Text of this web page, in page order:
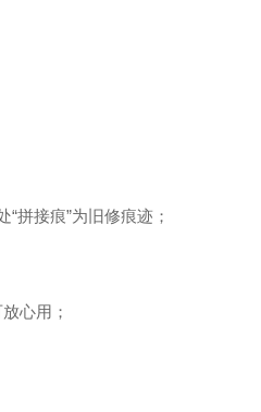
拼接痕”为旧修痕迹；
心用；